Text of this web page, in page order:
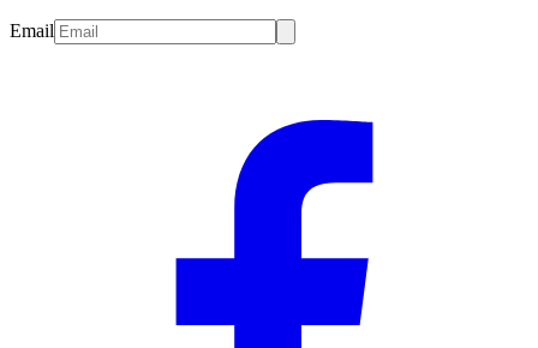
Email